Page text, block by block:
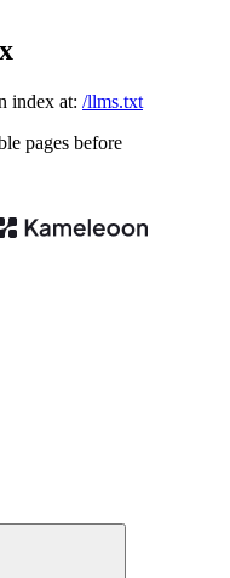
index at: /llms.txt
pages before